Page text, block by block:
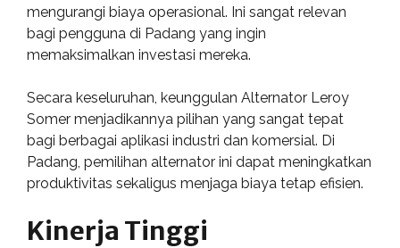
mengurangi biaya operasional. Ini sangat relevan
bagi pengguna di Padang yang ingin
memaksimalkan investasi mereka.
Secara keseluruhan, keunggulan Alternator Leroy
Somer menjadikannya pilihan yang sangat tepat
bagi berbagai aplikasi industri dan komersial. Di
Padang, pemilihan alternator ini dapat meningkatkan
produktivitas sekaligus menjaga biaya tetap efisien.
Kinerja Tinggi